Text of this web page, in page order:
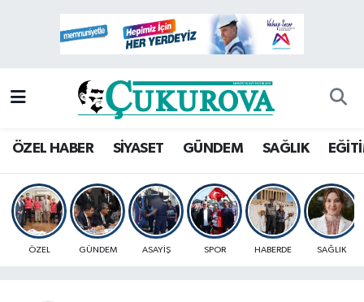
ÖZEL HABER SİYASET GÜNDEM SAĞLIK
ÖZEL GÜNDEM ASAYİŞ SPOR HABERDE SAĞLIK
Mersin Hava Durumu
Mersin Namaz Vakitleri
Mersin Trafik Yoğunluk Haritası
Süper Lig Puan Durumu ve Fikstür